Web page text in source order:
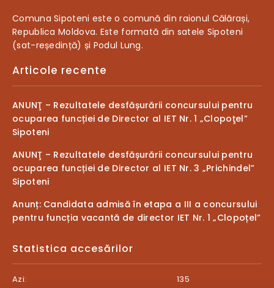
Comuna Sipoteni este o comună din raionul Călărași,
Republica Moldova. Este formată din satele Sipoteni
(sat-reședință) și Podul Lung.
Articole recente
ANUNŢ – Rezultatele desfășurării concursului pentru
ocuparea funcției de Director al IET Nr. 1 „Clopoţel”
Sipoteni
ANUNŢ – Rezultatele desfășurării concursului pentru
ocuparea funcției de Director al IET Nr. 3 „Prichindel”
Sipoteni
Anunț: Candidata admisă în etapa a III a concursului
pentru funcția vacantă de director IET Nr. 1 „Clopoțel”
Statistica accesărilor
Azi: 135